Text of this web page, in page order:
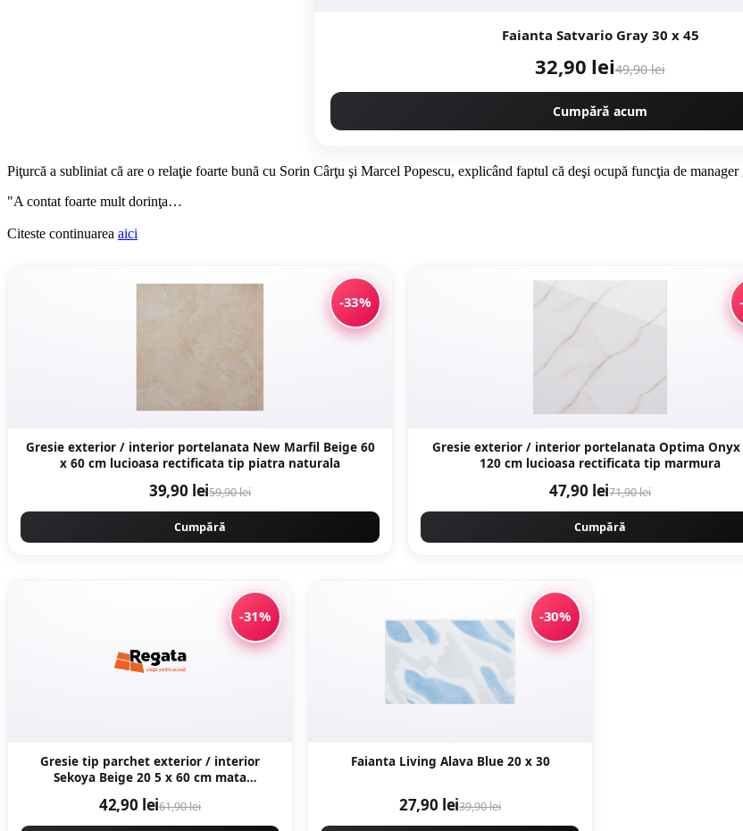
Faianta Satvario Gray 30 x 45
32,90 lei49,90 lei
Cumpără acum
Piţurcă a subliniat că are o relaţie foarte bună cu Sorin Cârţu şi Marcel Popescu, explicând faptul că deşi ocupă funcţia de
"A contat foarte mult dorinţa…
Citeste continuarea aici
-33%
Gresie exterior / interior portelanata New Marfil Beige 60
x 60 cm lucioasa rectificata tip piatra naturala
39,90 lei59,90 lei
Cumpără
Gresie exterior / interior portelanata Optima Onyx 60 x
120 cm lucioasa rectificata tip marmura
47,90 lei71,90 lei
Cumpără
-31%
Gresie tip parchet exterior / interior
Sekoya Beige 20 5 x 60 cm mata
42,90 lei61,90 lei
-30%
Faianta Living Alava Blue 20 x 30
27,90 lei39,90 lei